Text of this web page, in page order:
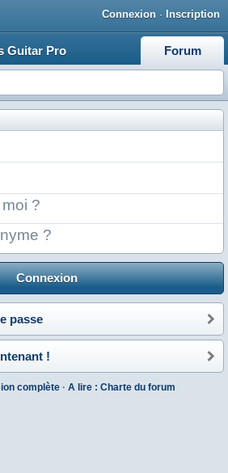
Connexion · Inscription
Guitar Pro Forum
passe
!
complète· A lire : Charte du forum